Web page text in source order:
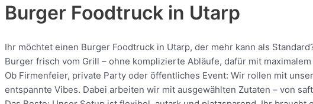
Burger Foodtruck in Utarp
Ihr möchtet einen Burger Foodtruck in Utarp, der mehr kann als
Burger frisch vom Grill – ohne komplizierte Abläufe, dafür mit maximalem
Ob Firmenfeier, private Party oder öffentliches Event: Wir rollen mit
entspannte Vibes. Dabei arbeiten wir mit ausgewählten Zutaten – von